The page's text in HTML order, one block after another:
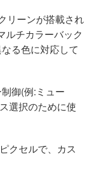
リーンが搭載され
ルチカラーバック
る色に対応して
御(例:ミュー
選択のために使
クセルで、カス